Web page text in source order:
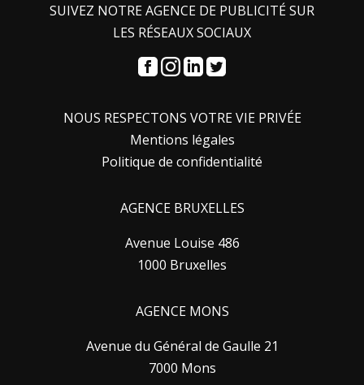
SUIVEZ NOTRE AGENCE DE PUBLICITÉ SUR
LES RÉSEAUX SOCIAUX
NOUS RESPECTONS VOTRE VIE PRIVÉE
Mentions légales
Politique de confidentialité
AGENCE BRUXELLES
Avenue Louise 486
1000 Bruxelles
AGENCE MONS
Avenue du Général de Gaulle 21
7000 Mons